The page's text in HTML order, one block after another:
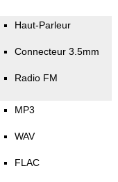
Haut-Parleur
Connecteur 3.5mm
Radio FM
MP3
WAV
FLAC